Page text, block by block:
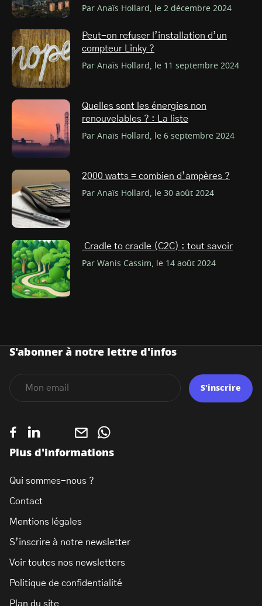
Par Anaïs Hollard, le 2 décembre 2024
Peut-on refuser l’installation d’un
compteur Linky ?
Par Anaïs Hollard, le 11 septembre 2024
Quelles sont les énergies non
renouvelables ? : La liste
Par Anaïs Hollard, le 6 septembre 2024
2000 watts = combien d’ampères ?
Par Anaïs Hollard, le 30 août 2024
Cradle to cradle (C2C) : tout savoir
Par Wanis Cassim, le 14 août 2024
Plus d'informations
Qui sommes-nous ?
Contact
Mentions légales
S’inscrire à notre newsletter
Voir toutes nos newsletters
Politique de confidentialité
Plan du site
S'abonner à notre lettre d'infos
S'inscrire